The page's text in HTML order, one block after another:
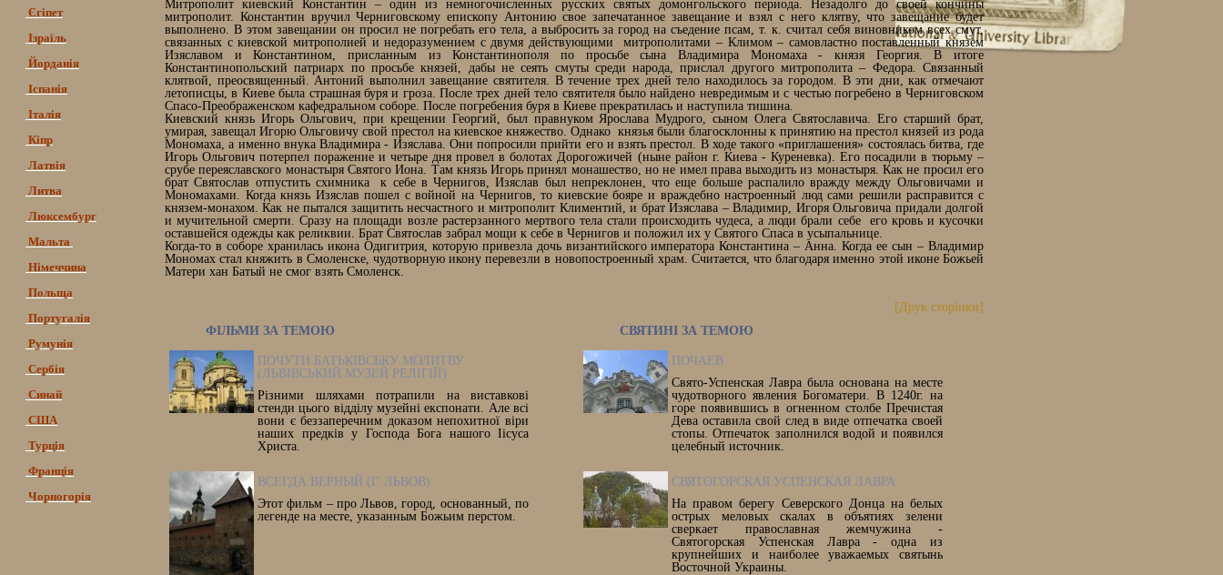
Єгіпет
Ізраїль
Йорданія
Іспанія
Італія
Кіпр
Латвія
Литва
Люксембург
Мальта
Німеччина
Польща
Португалія
Румунія
Сербія
Синай
США
Турція
Франція
Чорногорія
Митрополит киевский Константин – один из немногочисленных русских святых домонгольского периода. Незадолго до своей кончины
митрополит. Константин вручил Черниговскому епископу Антонию свое запечатанное завещание и взял с него клятву, что завещание будет
выполнено. В этом завещании он просил не погребать его тела, а выбросить за город на съедение псам, т. к. считал себя виновником всех смут,
связанных с киевской митрополией и недоразумением с двумя действующими митрополитами – Климом – самовластно поставленный князем
Изяславом и Константином, присланным из Константинополя по просьбе сына Владимира Мономаха - князя Георгия. В итоге
Константинопольский патриарх по просьбе князей, дабы не сеять смуты среди народа, прислал другого митрополита – Федора. Связанный
клятвой, преосвященный. Антоний выполнил завещание святителя. В течение трех дней тело находилось за городом. В эти дни, как отмечают
летописцы, в Киеве была страшная буря и гроза. После трех дней тело святителя было найдено невредимым и с честью погребено в Черниговском
Спасо-Преображенском кафедральном соборе. После погребения буря в Киеве прекратилась и наступила тишина.
Киевский князь Игорь Ольгович, при крещении Георгий, был правнуком Ярослава Мудрого, сыном Олега Святославича. Его старший брат,
умирая, завещал Игорю Ольговичу свой престол на киевское княжество. Однако князья были благосклонны к принятию на престол князей из рода
Мономаха, а именно внука Владимира - Изяслава. Они попросили прийти его и взять престол. В ходе такого «приглашения» состоялась битва, где
Игорь Ольгович потерпел поражение и четыре дня провел в болотах Дорогожичей (ныне район г. Киева - Куреневка). Его посадили в тюрьму –
срубе переяславского монастыря Святого Иона. Там князь Игорь принял монашество, но не имел права выходить из монастыря. Как не просил его
брат Святослав отпустить схимника к себе в Чернигов, Изяслав был непреклонен, что еще больше распалило вражду между Ольговичами и
Мономахами. Когда князь Изяслав пошел с войной на Чернигов, то киевские бояре и враждебно настроенный люд сами решили расправится с
князем-монахом. Как не пытался защитить несчастного и митрополит Климентий, и брат Изяслава – Владимир, Игоря Ольговича придали долгой
и мучительной смерти. Сразу на площади возле растерзанного мертвого тела стали происходить чудеса, а люди брали себе его кровь и кусочки
оставшейся одежды как реликвии. Брат Святослав забрал мощи к себе в Чернигов и положил их у Святого Спаса в усыпальнице.
Когда-то в соборе хранилась икона Одигитрия, которую привезла дочь византийского императора Константина – Анна. Когда ее сын – Владимир
Мономах стал княжить в Смоленске, чудотворную икону перевезли в новопостроенный храм. Считается, что благодаря именно этой иконе Божьей
Матери хан Батый не смог взять Смоленск.
[Друк сторінки]
ФІЛЬМИ ЗА ТЕМОЮ
ПОЧУТИ БАТЬКІВСЬКУ МОЛИТВУ
(ЛЬВІВСЬКИЙ МУЗЕЙ РЕЛІГІЇЇ)
Різними шляхами потрапили на виставкові
стенди цього відділу музейні експонати. Але всі
вони є беззаперечним доказом непохитної віри
наших предків у Господа Бога нашого Іісуса
Христа.
ВСЕГДА ВЕРНЫЙ (Г. ЛЬВОВ)
Этот фильм – про Львов, город, основанный, по
легенде на месте, указанным Божьим перстом.
СВЯТИНІ ЗА ТЕМОЮ
ПОЧАЕВ
Свято-Успенская Лавра была основана на месте
чудотворного явления Богоматери. В 1240г. на
горе появившись в огненном столбе Пречистая
Дева оставила свой след в виде отпечатка своей
стопы. Отпечаток заполнился водой и появился
целебный источник.
СВЯТОГОРСКАЯ УСПЕНСКАЯ ЛАВРА
На правом берегу Северского Донца на белых
острых меловых скалах в объятиях зелени
сверкает православная жемчужина -
Святогорская Успенская Лавра - одна из
крупнейших и наиболее уважаемых святынь
Восточной Украины.